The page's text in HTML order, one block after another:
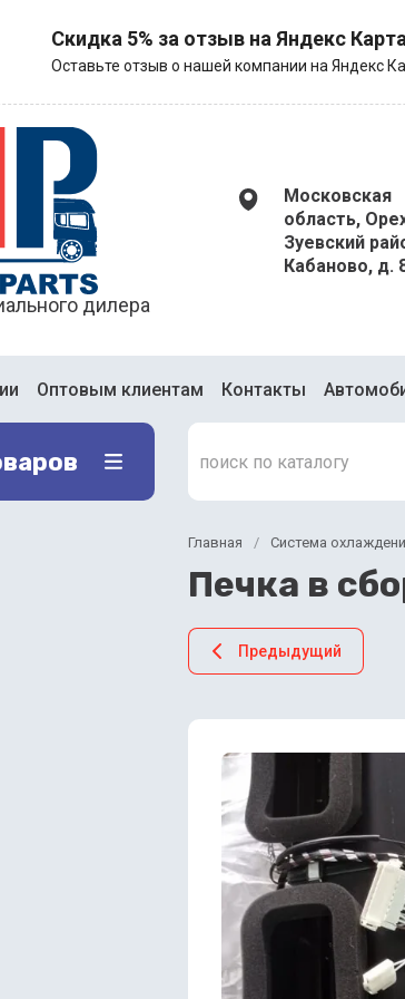
Скидка 5% за отзыв на Яндекс
Оставьте отзыв о нашей компании на Яндекс
дилера
Московская
область,
Зуевский
Кабаново, д.
Оптовым клиентам Контакты
Главная / Система
Печка в
Предыдущий